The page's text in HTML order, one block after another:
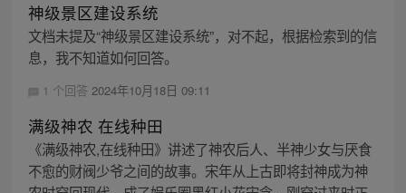
神级景区建设系统
文档未提及“神级景区建设系统”，对不起，根据检索到的信
息，我不知道如何回答。
1 个回答 2024年10月18日 09:11
满级神农 在线种田
《满级神农,在线种田》讲述了神农后人、半神少女与厌食
不愈的财阀少爷之间的故事。宋年从上古即将封神成为神